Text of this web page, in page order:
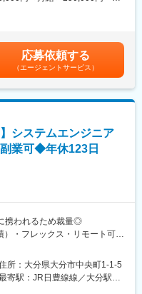
ーがおり、キャリアアドバイ
る仕事への挑戦を後押ししま
当社だからこその取り組みで
ャリアチェンジを支援する制
いキャリアを形成し、貴方の
／PostgreSQL
／SharePoint Online／Power
ステム ・官公庁向けワークフ
機械向けアプリ、外貨預金管
ど多様な業界・システムに関
広く伸ばせる環境です。
で、繁忙期でも無理な稼働に
（AWS/Azure/GCP）など新技
月給＋賞与＋諸手当）賃金は
を通じて上下する可能性があ
た表記です。
応募依頼する
（エージェントサービス）
システムエンジニア
業可◆年休123日
携われるため裁量◎
・フレックス・リモート可・
工程に携わるキャリアアップ
所：大分県大分市中央町1-1-5
寄駅：JR日豊線線／大分駅受